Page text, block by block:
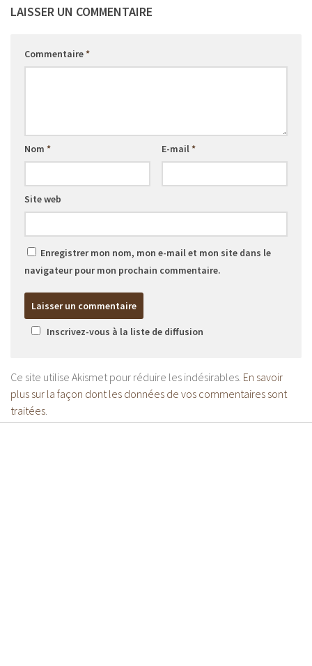
LAISSER UN COMMENTAIRE
Commentaire*
Nom * E-mail*
Site web
Enregistrer mon nom, mon e-mail et mon site dans le
navigateur pour mon prochain commentaire.
Inscrivez-vous à la liste de diffusion
Ce site utilise Akismet pour réduire les indésirables. En savoir
plus sur la façon dont les données de vos commentaires sont
traitées.